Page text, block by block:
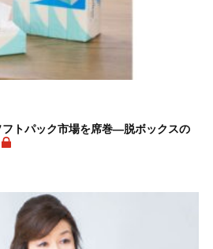
トパック市場を席巻―脱ボックスの